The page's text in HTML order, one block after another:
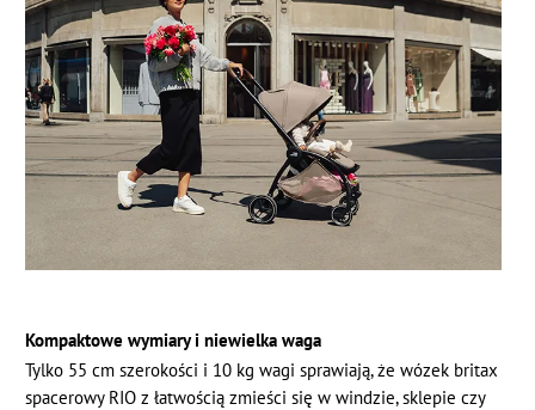
Kompaktowe wymiary i niewielka waga
Tylko 55 cm szerokości i 10 kg wagi sprawiają, że wózek britax
spacerowy RIO z łatwością zmieści się w windzie, sklepie czy